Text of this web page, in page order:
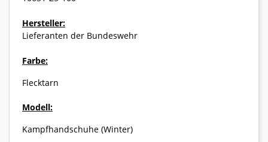
Hersteller:
Lieferanten der Bundeswehr
Farbe:
Flecktarn
Modell:
Kampfhandschuhe (Winter)